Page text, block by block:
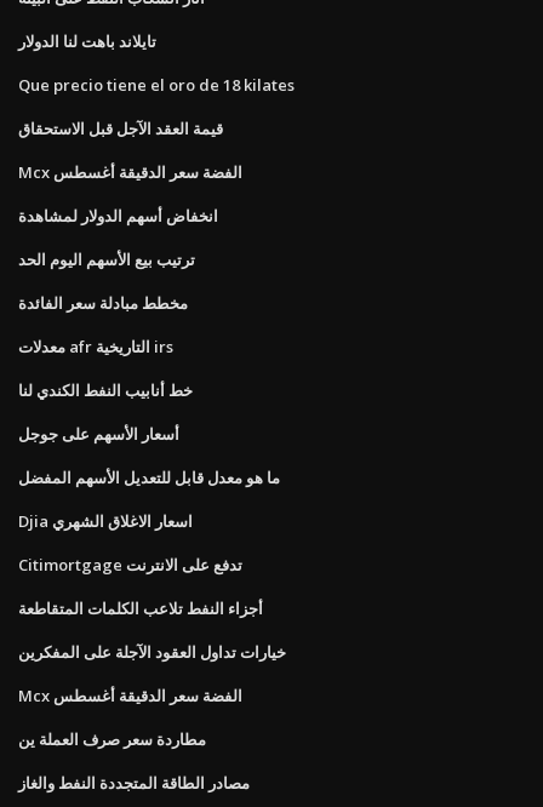
تايلاند باهت لنا الدولار
Que precio tiene el oro de 18 kilates
قيمة العقد الآجل قبل الاستحقاق
Mcx الفضة سعر الدقيقة أغسطس
انخفاض أسهم الدولار لمشاهدة
ترتيب بيع الأسهم اليوم الحد
مخطط مبادلة سعر الفائدة
معدلات afr التاريخية irs
خط أنابيب النفط الكندي لنا
أسعار الأسهم على جوجل
ما هو معدل قابل للتعديل الأسهم المفضل
Djia اسعار الاغلاق الشهري
Citimortgage تدفع على الانترنت
أجزاء النفط تلاعب الكلمات المتقاطعة
خيارات تداول العقود الآجلة على المفكرين
Mcx الفضة سعر الدقيقة أغسطس
مطاردة سعر صرف العملة ين
مصادر الطاقة المتجددة النفط والغاز